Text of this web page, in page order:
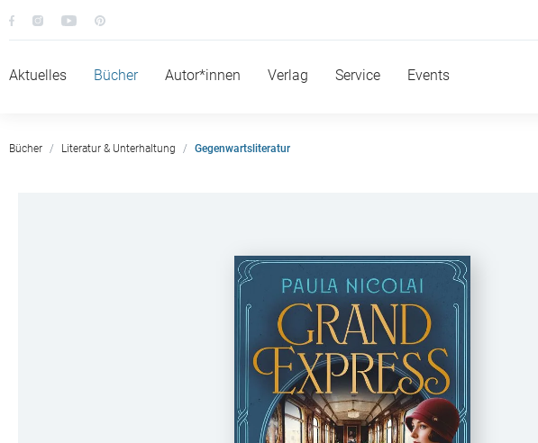
Aktuelles Bücher Autor*innen Verlag Service Events
Bücher Literatur & Unterhaltung Gegenwartsliteratur